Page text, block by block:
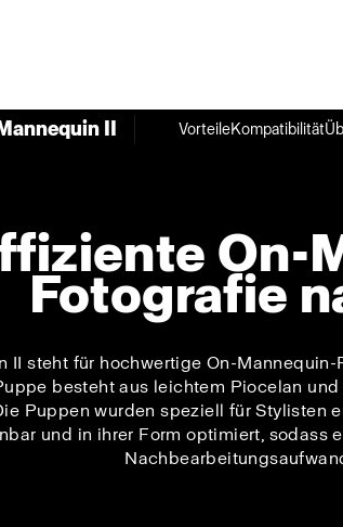
II VorteileKompatibilität
On-
Fotografie
II steht für hochwertige On-
besteht aus leichtem Piocelan
Puppen wurden speziell für
und in ihrer Form optimiert, sodass